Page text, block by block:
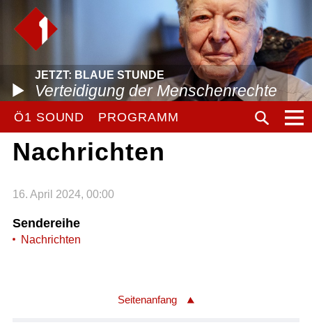
JETZT: BLAUE STUNDE
Verteidigung der Menschenrechte
Ö1 SOUND PROGRAMM
Nachrichten
16. April 2024, 00:00
Sendereihe
Nachrichten
Seitenanfang